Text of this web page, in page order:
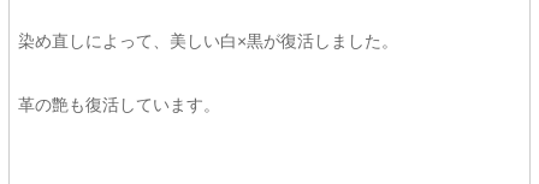
染め直しによって、美しい白×黒が復活しました。
革の艶も復活しています。